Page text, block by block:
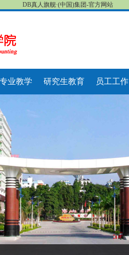
DB真人旗舰·(中国)集团-官方网站
专业教学 研究生教育 员工工作